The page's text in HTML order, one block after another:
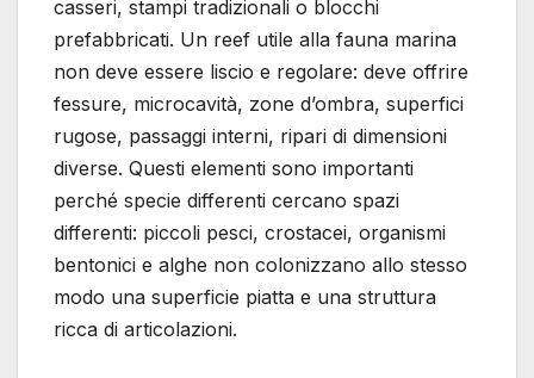
casseri, stampi tradizionali o blocchi
prefabbricati. Un reef utile alla fauna marina
non deve essere liscio e regolare: deve offrire
fessure, microcavità, zone d’ombra, superfici
rugose, passaggi interni, ripari di dimensioni
diverse. Questi elementi sono importanti
perché specie differenti cercano spazi
differenti: piccoli pesci, crostacei, organismi
bentonici e alghe non colonizzano allo stesso
modo una superficie piatta e una struttura
ricca di articolazioni.